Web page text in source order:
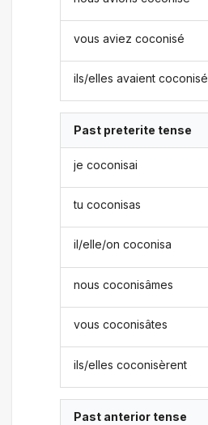
vous aviez coconisé
ils/elles avaient coconisé
Past preterite tense
je coconisai
tu coconisas
il/elle/on coconisa
nous coconisâmes
vous coconisâtes
ils/elles coconisèrent
Past anterior tense